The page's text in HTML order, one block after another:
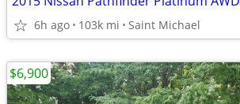
6h ago 103k mi Saint Michael
$6,900